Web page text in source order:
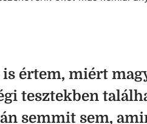
is értem, miért
tesztekben
semmit sem,